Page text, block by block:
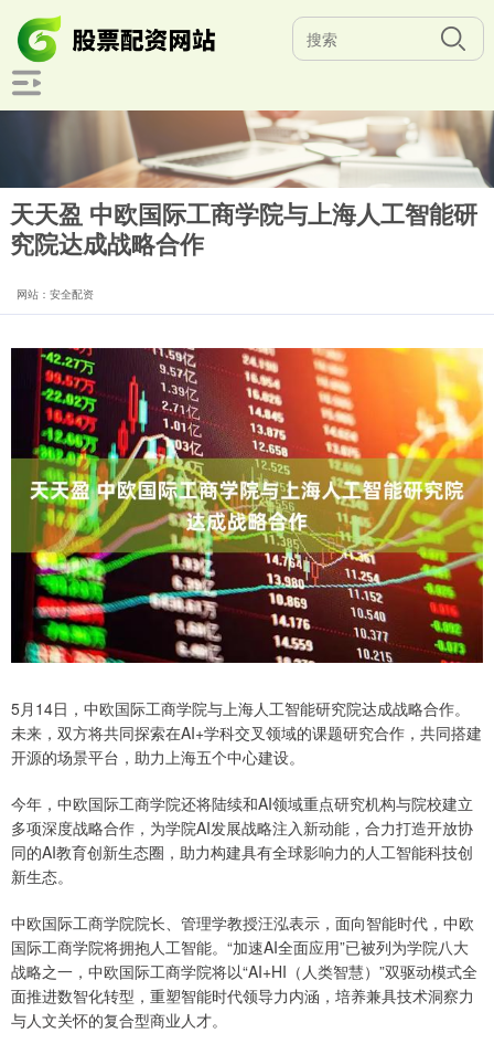
天天盈 中欧国际工商学院与上海人工智能研
究院达成战略合作
网站：安全配资
5月14日，中欧国际工商学院与上海人工智能研究院达成战略合作。
未来，双方将共同探索在AI+学科交叉领域的课题研究合作，共同搭建
开源的场景平台，助力上海五个中心建设。
今年，中欧国际工商学院还将陆续和AI领域重点研究机构与院校建立
多项深度战略合作，为学院AI发展战略注入新动能，合力打造开放协
同的AI教育创新生态圈，助力构建具有全球影响力的人工智能科技创
新生态。
中欧国际工商学院院长、管理学教授汪泓表示，面向智能时代，中欧
国际工商学院将拥抱人工智能。“加速AI全面应用”已被列为学院八大
战略之一，中欧国际工商学院将以“AI+HI（人类智慧）”双驱动模式全
面推进数智化转型，重塑智能时代领导力内涵，培养兼具技术洞察力
与人文关怀的复合型商业人才。